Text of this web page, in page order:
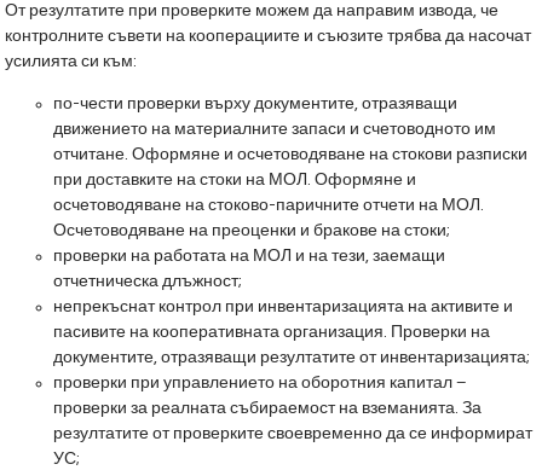
От резултатите при проверките можем да направим извода, че
контролните съвети на кооперациите и съюзите трябва да насочат
усилията си към:
по-чести проверки върху документите, отразяващи
движението на материалните запаси и счетоводното им
отчитане. Оформяне и осчетоводяване на стокови разписки
при доставките на стоки на МОЛ. Оформяне и
осчетоводяване на стоково-паричните отчети на МОЛ.
Осчетоводяване на преоценки и бракове на стоки;
проверки на работата на МОЛ и на тези, заемащи
отчетническа длъжност;
непрекъснат контрол при инвентаризацията на активите и
пасивите на кооперативната организация. Проверки на
документите, отразяващи резултатите от инвентаризацията;
проверки при управлението на оборотния капитал –
проверки за реалната събираемост на вземанията. За
резултатите от проверките своевременно да се информират
УС;